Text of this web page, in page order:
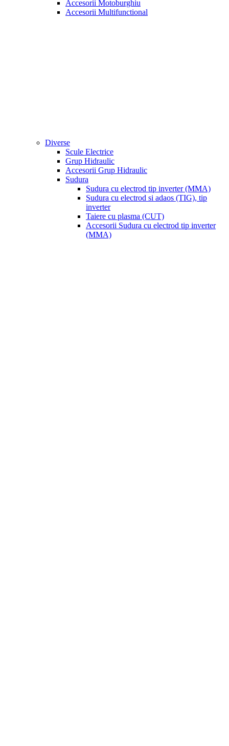
Accesorii Motoburghiu
Accesorii Multifunctional
Diverse
Scule Electrice
Grup Hidraulic
Accesorii Grup Hidraulic
Sudura
Sudura cu electrod tip inverter (MMA)
Sudura cu electrod si adaos (TIG), tip
inverter
Taiere cu plasma (CUT)
Accesorii Sudura cu electrod tip inverter
(MMA)